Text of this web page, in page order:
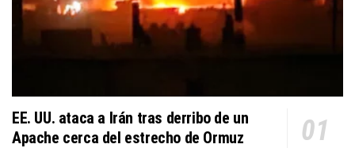
EE. UU. ataca a Irán tras derribo de un
Apache cerca del estrecho de Ormuz